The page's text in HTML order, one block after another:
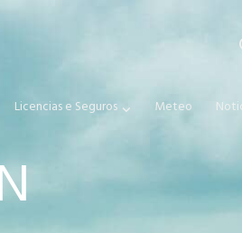
Licencias e Seguros Meteo